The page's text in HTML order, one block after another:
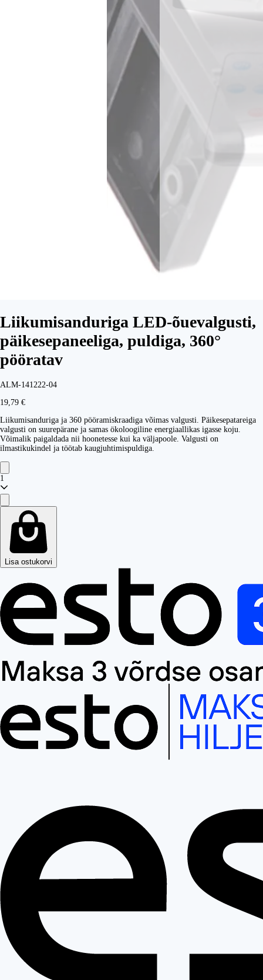
Liikumisanduriga LED-õuevalgusti,
päikesepaneeliga, puldiga, 360°
pööratav
ALM-141222-04
19,79 €
Liikumisanduriga ja 360 pööramiskraadiga võimas valgusti. Päikesepatareiga
valgusti on suurepärane ja samas ökoloogiline energiaallikas igasse koju.
Võimalik paigaldada nii hoonetesse kui ka väljapoole. Valgusti on
ilmastikukindel ja töötab kaugjuhtimispuldiga.
1
Lisa ostukorvi